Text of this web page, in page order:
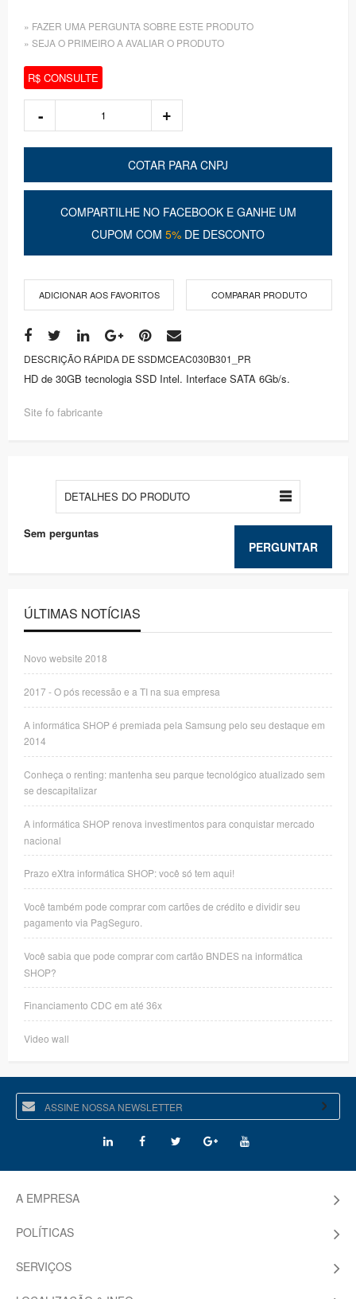
» FAZER UMA PERGUNTA SOBRE ESTE PRODUTO
» SEJA O PRIMEIRO A AVALIAR O PRODUTO
R$ CONSULTE
COTAR PARA CNPJ
COMPARTILHE NO FACEBOOK E GANHE UM
CUPOM COM 5% DE DESCONTO
ADICIONAR AOS FAVORITOS COMPARAR PRODUTO
DESCRIÇÃO RÁPIDA DE SSDMCEAC030B301_PR
HD de 30GB tecnologia SSD Intel. Interface SATA 6Gb/s.
Site fo fabricante
DETALHES DO PRODUTO
PERGUNTAR
Sem perguntas
ÚLTIMAS NOTÍCIAS
Novo website 2018
2017 - O pós recessão e a TI na sua empresa
A informática SHOP é premiada pela Samsung pelo seu destaque em
2014
Conheça o renting: mantenha seu parque tecnológico atualizado sem
se descapitalizar
A informática SHOP renova investimentos para conquistar mercado
nacional
Prazo eXtra informática SHOP: você só tem aqui!
Você também pode comprar com cartões de crédito e dividir seu
pagamento via PagSeguro.
Você sabia que pode comprar com cartão BNDES na informática
SHOP?
Financiamento CDC em até 36x
Video wall
A EMPRESA
POLÍTICAS
SERVIÇOS